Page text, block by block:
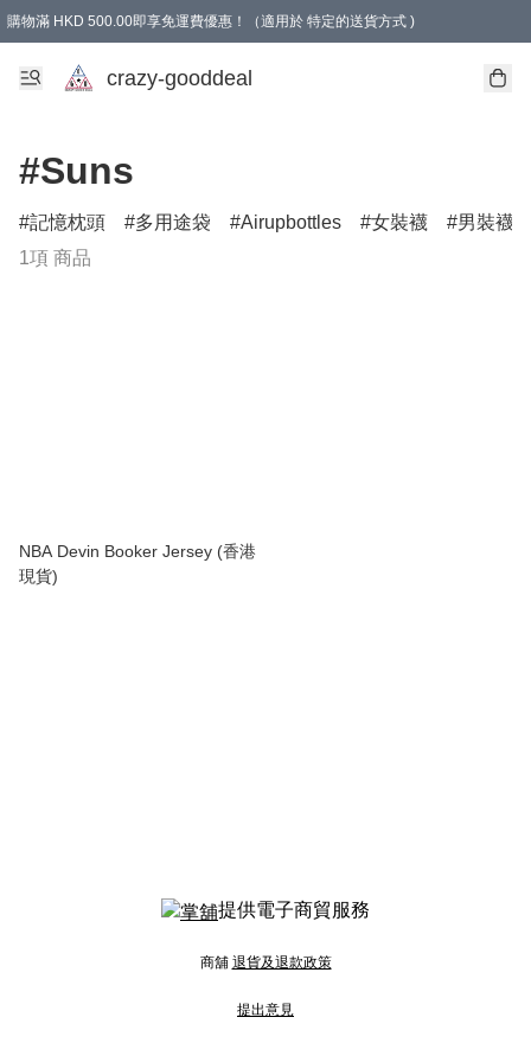
購物滿 HKD 500.00即享免運費優惠！（適用於 特定的送貨方式 )
成為會員可享免費禮品
crazy-gooddeal
#Suns
記憶枕頭 多用途袋 Airupbottles 女裝襪
男裝襪
1項 商品
NBA Devin Booker Jersey (香港
現貨)
提供電子商貿服務
商舖 退貨及退款政策
提出意見